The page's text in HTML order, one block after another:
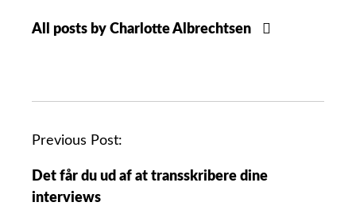
All posts by Charlotte Albrechtsen
Previous Post:
Det får du ud af at transskribere dine
interviews